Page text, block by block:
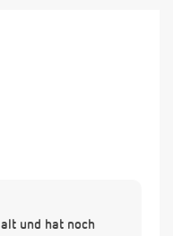
und hat noch